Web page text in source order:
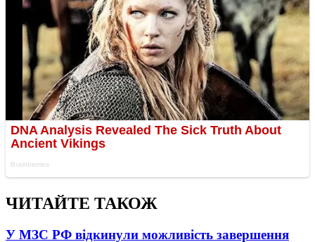
ЧИТАЙТЕ ТАКОЖ
У МЗС РФ відкинули можливість завершення